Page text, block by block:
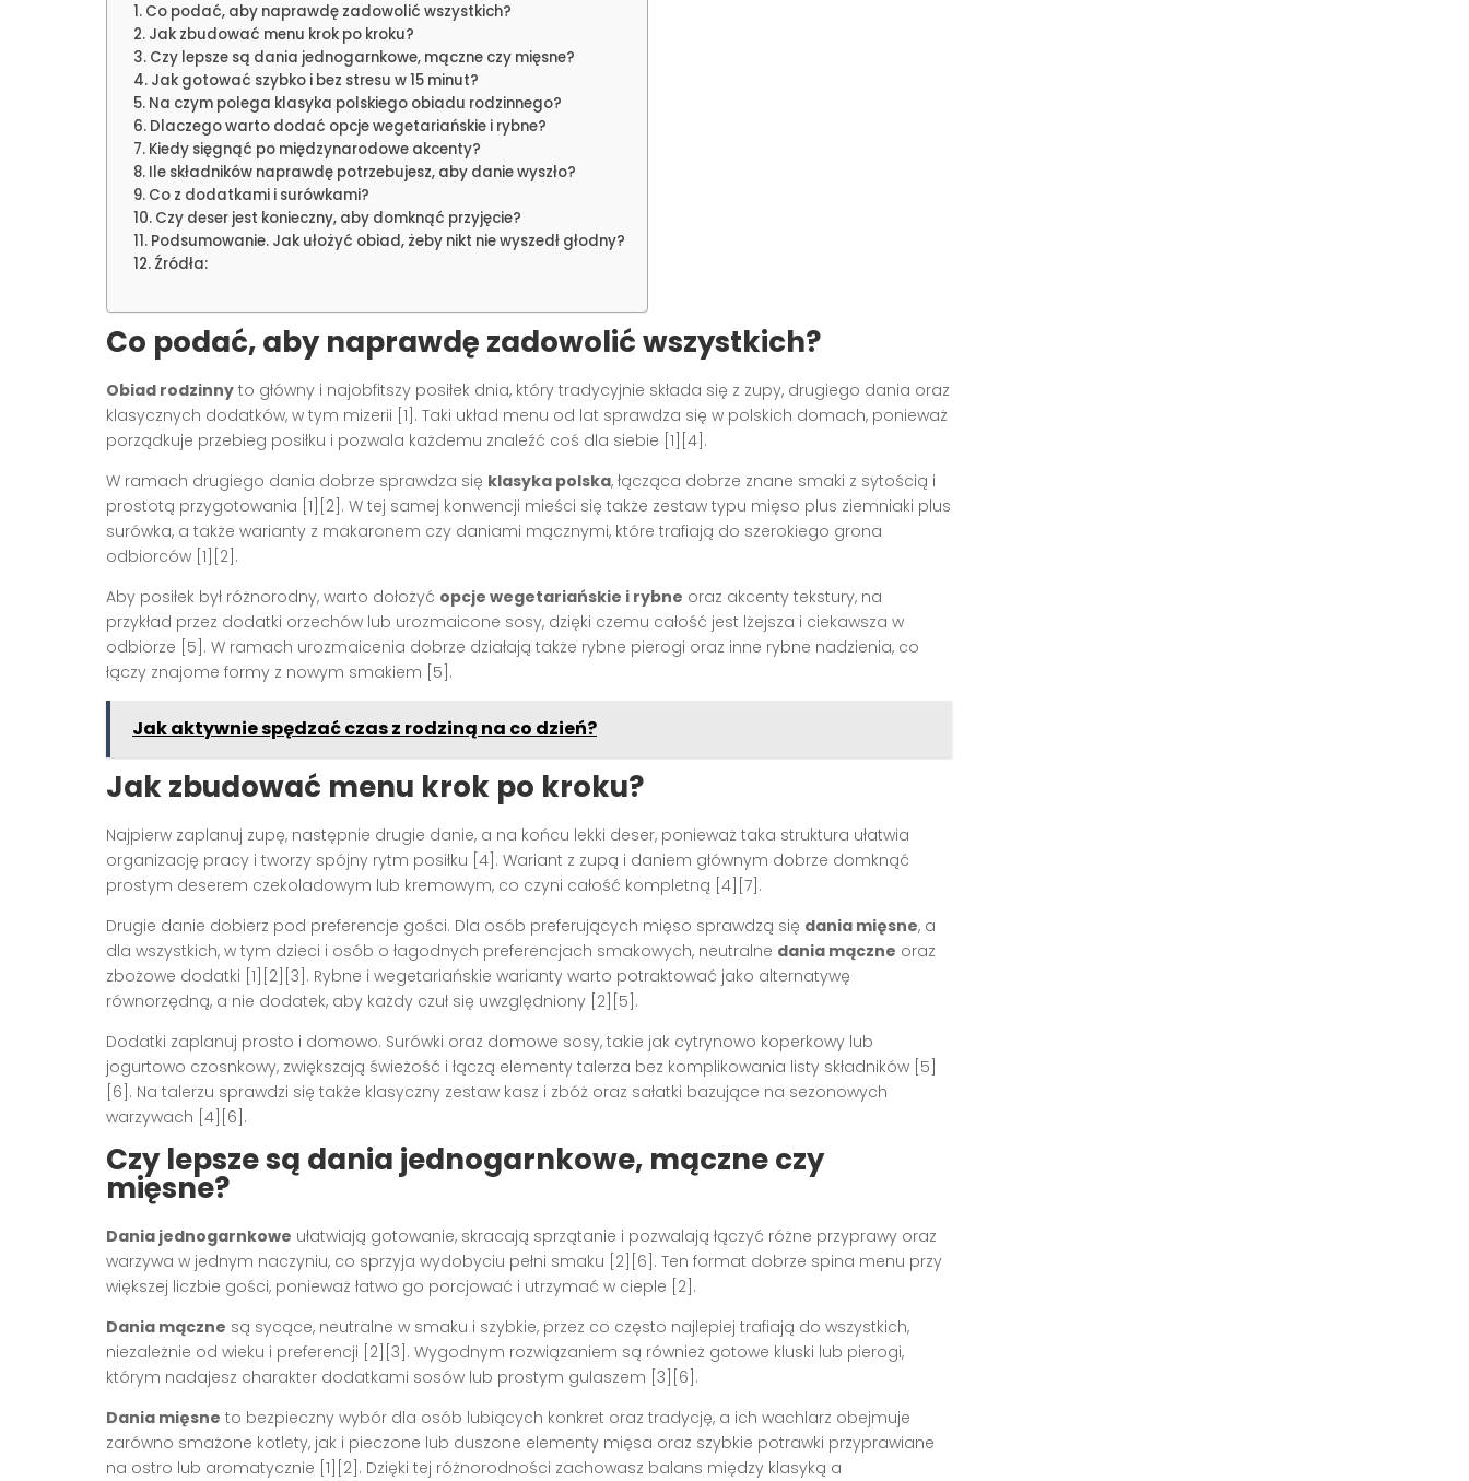
Co podać, aby naprawdę zadowolić wszystkich?
Jak zbudować menu krok po kroku?
Czy lepsze są dania jednogarnkowe, mączne czy mięsne?
Jak gotować szybko i bez stresu w 15 minut?
Na czym polega klasyka polskiego obiadu rodzinnego?
Dlaczego warto dodać opcje wegetariańskie i rybne?
Kiedy sięgnąć po międzynarodowe akcenty?
Ile składników naprawdę potrzebujesz, aby danie wyszło?
Co z dodatkami i surówkami?
Czy deser jest konieczny, aby domknąć przyjęcie?
Podsumowanie. Jak ułożyć obiad, żeby nikt nie wyszedł głodny?
Źródła:
Co podać, aby naprawdę zadowolić wszystkich?
Obiad rodzinny to główny i najobfitszy posiłek dnia, który tradycyjnie składa się z zupy, drugiego dania oraz
klasycznych dodatków, w tym mizerii [1]. Taki układ menu od lat sprawdza się w polskich domach, ponieważ
porządkuje przebieg posiłku i pozwala każdemu znaleźć coś dla siebie [1][4].
W ramach drugiego dania dobrze sprawdza się klasyka polska, łącząca dobrze znane smaki z sytością i
prostotą przygotowania [1][2]. W tej samej konwencji mieści się także zestaw typu mięso plus ziemniaki plus
surówka, a także warianty z makaronem czy daniami mącznymi, które trafiają do szerokiego grona
odbiorców [1][2].
Aby posiłek był różnorodny, warto dołożyć opcje wegetariańskie i rybne oraz akcenty tekstury, na
przykład przez dodatki orzechów lub urozmaicone sosy, dzięki czemu całość jest lżejsza i ciekawsza w
odbiorze [5]. W ramach urozmaicenia dobrze działają także rybne pierogi oraz inne rybne nadzienia, co
łączy znajome formy z nowym smakiem [5].
Jak aktywnie spędzać czas z rodziną na co dzień?
Jak zbudować menu krok po kroku?
Najpierw zaplanuj zupę, następnie drugie danie, a na końcu lekki deser, ponieważ taka struktura ułatwia
organizację pracy i tworzy spójny rytm posiłku [4]. Wariant z zupą i daniem głównym dobrze domknąć
prostym deserem czekoladowym lub kremowym, co czyni całość kompletną [4][7].
Drugie danie dobierz pod preferencje gości. Dla osób preferujących mięso sprawdzą się dania mięsne, a
dla wszystkich, w tym dzieci i osób o łagodnych preferencjach smakowych, neutralne dania mączne oraz
zbożowe dodatki [1][2][3]. Rybne i wegetariańskie warianty warto potraktować jako alternatywę
równorzędną, a nie dodatek, aby każdy czuł się uwzględniony [2][5].
Dodatki zaplanuj prosto i domowo. Surówki oraz domowe sosy, takie jak cytrynowo koperkowy lub
jogurtowo czosnkowy, zwiększają świeżość i łączą elementy talerza bez komplikowania listy składników [5]
[6]. Na talerzu sprawdzi się także klasyczny zestaw kasz i zbóż oraz sałatki bazujące na sezonowych
warzywach [4][6].
Czy lepsze są dania jednogarnkowe, mączne czy
mięsne?
Dania jednogarnkowe ułatwiają gotowanie, skracają sprzątanie i pozwalają łączyć różne przyprawy oraz
warzywa w jednym naczyniu, co sprzyja wydobyciu pełni smaku [2][6]. Ten format dobrze spina menu przy
większej liczbie gości, ponieważ łatwo go porcjować i utrzymać w cieple [2].
Dania mączne są sycące, neutralne w smaku i szybkie, przez co często najlepiej trafiają do wszystkich,
niezależnie od wieku i preferencji [2][3]. Wygodnym rozwiązaniem są również gotowe kluski lub pierogi,
którym nadajesz charakter dodatkami sosów lub prostym gulaszem [3][6].
Dania mięsne to bezpieczny wybór dla osób lubiących konkret oraz tradycję, a ich wachlarz obejmuje
zarówno smażone kotlety, jak i pieczone lub duszone elementy mięsa oraz szybkie potrawki przyprawiane
na ostro lub aromatycznie [1][2]. Dzięki tej różnorodności zachowasz balans między klasyką a